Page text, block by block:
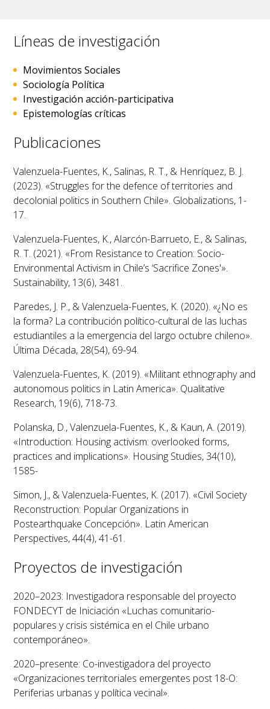
Líneas de investigación
Movimientos Sociales
Sociología Política
Investigación acción-participativa
Epistemologías críticas
Publicaciones
Valenzuela-Fuentes, K., Salinas, R. T., & Henríquez, B. J.
(2023). «Struggles for the defence of territories and
decolonial politics in Southern Chile». Globalizations, 1-
17.
Valenzuela-Fuentes, K., Alarcón-Barrueto, E., & Salinas,
R. T. (2021). «From Resistance to Creation: Socio-
Environmental Activism in Chile’s ‘Sacrifice Zones'».
Sustainability, 13(6), 3481.
Paredes, J. P., & Valenzuela-Fuentes, K. (2020). «¿No es
la forma? La contribución político-cultural de las luchas
estudiantiles a la emergencia del largo octubre chileno».
Última Década, 28(54), 69-94.
Valenzuela-Fuentes, K. (2019). «Militant ethnography and
autonomous politics in Latin America». Qualitative
Research, 19(6), 718-73.
Polanska, D., Valenzuela-Fuentes, K., & Kaun, A. (2019).
«Introduction: Housing activism: overlooked forms,
practices and implications». Housing Studies, 34(10),
1585-
Simon, J., & Valenzuela-Fuentes, K. (2017). «Civil Society
Reconstruction: Popular Organizations in
Postearthquake Concepción». Latin American
Perspectives, 44(4), 41-61.
Proyectos de investigación
2020–2023: Investigadora responsable del proyecto
FONDECYT de Iniciación «Luchas comunitario-
populares y crisis sistémica en el Chile urbano
contemporáneo».
2020–presente: Co-investigadora del proyecto
«Organizaciones territoriales emergentes post 18-O:
Periferias urbanas y política vecinal».